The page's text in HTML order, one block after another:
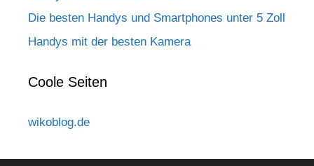
Die besten Handys und Smartphones unter 5 Zoll
Handys mit der besten Kamera
Coole Seiten
wikoblog.de